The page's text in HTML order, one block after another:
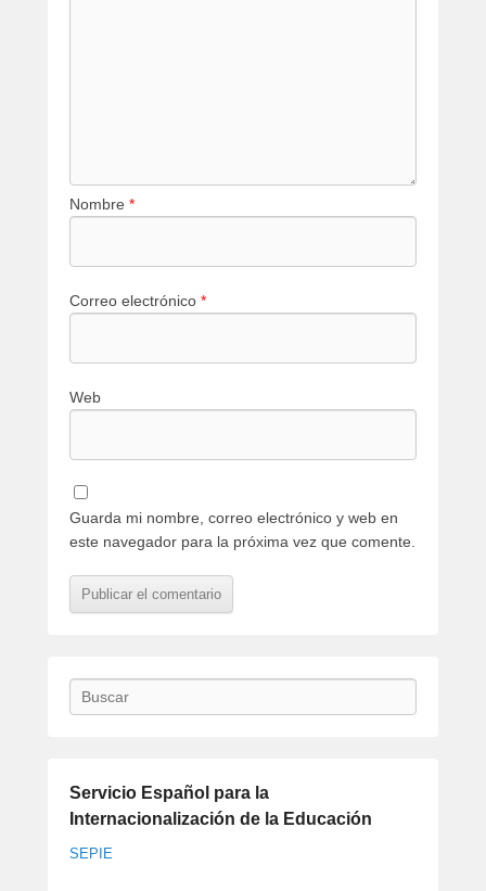
Nombre *
Correo electrónico *
Web
Guarda mi nombre, correo electrónico y web en
este navegador para la próxima vez que comente.
Buscar
Servicio Español para la
Internacionalización de la Educación
SEPIE